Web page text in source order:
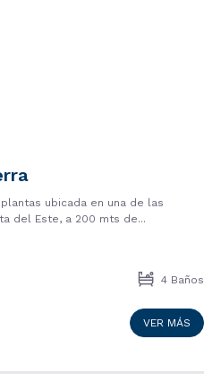
ubicada en una de las
del Este, a 200 mts de...
4 Baños
VER MÁS